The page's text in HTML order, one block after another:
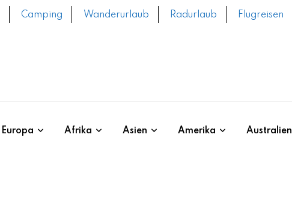
Camping Wanderurlaub Radurlaub Flugreisen
Europa Afrika Asien Amerika Australien